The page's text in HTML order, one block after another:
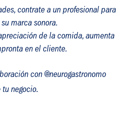
contrate a un profesional para
marca sonora.
de la comida, aumenta
en el cliente.
con @neurogastronomo
negocio.